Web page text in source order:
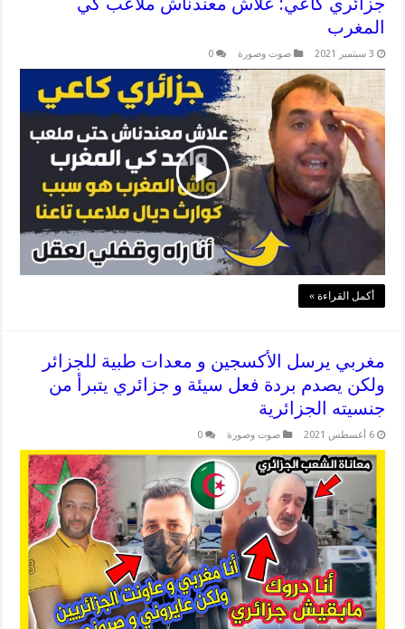
المغرب
3 سبتمبر 2021 صوت وصورة 0
أكمل القراءة »
مغربي يرسل الأكسجين و معدات طبية للجزائر
ولكن يصدم بردة فعل سيئة و جزائري يتبرأ من
جنسيته الجزائرية
6 أغسطس 2021 صوت وصورة 0